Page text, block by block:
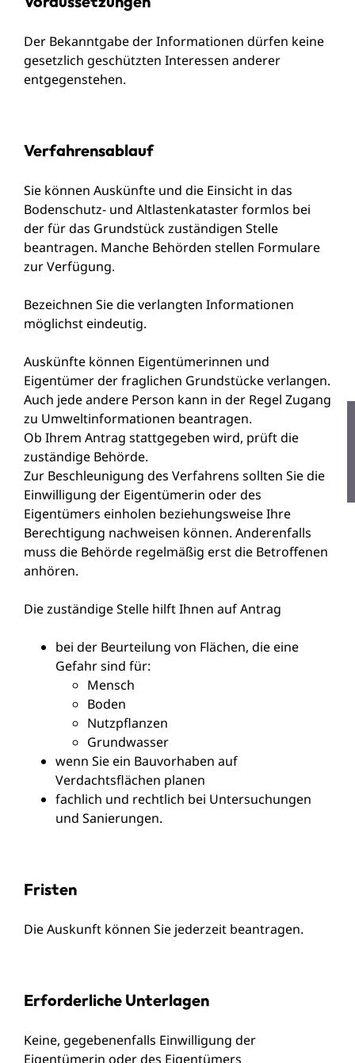
Der Bekanntgabe der Informationen dürfen keine
gesetzlich geschützten Interessen anderer
entgegenstehen.
Verfahrensablauf
Sie können Auskünfte und die Einsicht in das
Bodenschutz- und Altlastenkataster formlos bei
der für das Grundstück zuständigen Stelle
beantragen. Manche Behörden stellen Formulare
zur Verfügung.
Bezeichnen Sie die verlangten Informationen
möglichst eindeutig.
Auskünfte können Eigentümerinnen und
Eigentümer der fraglichen Grundstücke verlangen.
Auch jede andere Person kann in der Regel Zugang
zu Umweltinformationen beantragen.
Ob Ihrem Antrag stattgegeben wird, prüft die
zuständige Behörde.
Zur Beschleunigung des Verfahrens sollten Sie die
Einwilligung der Eigentümerin oder des
Eigentümers einholen beziehungsweise Ihre
Berechtigung nachweisen können. Anderenfalls
muss die Behörde regelmäßig erst die Betroffenen
anhören.
Die zuständige Stelle hilft Ihnen auf Antrag
bei der Beurteilung von Flächen, die eine
Gefahr sind für:
Mensch
Boden
Nutzpflanzen
Grundwasser
wenn Sie ein Bauvorhaben auf
Verdachtsflächen planen
fachlich und rechtlich bei Untersuchungen
und Sanierungen.
Fristen
Die Auskunft können Sie jederzeit beantragen.
Erforderliche Unterlagen
Keine, gegebenenfalls Einwilligung der
Eigentümerin oder des Eigentümers